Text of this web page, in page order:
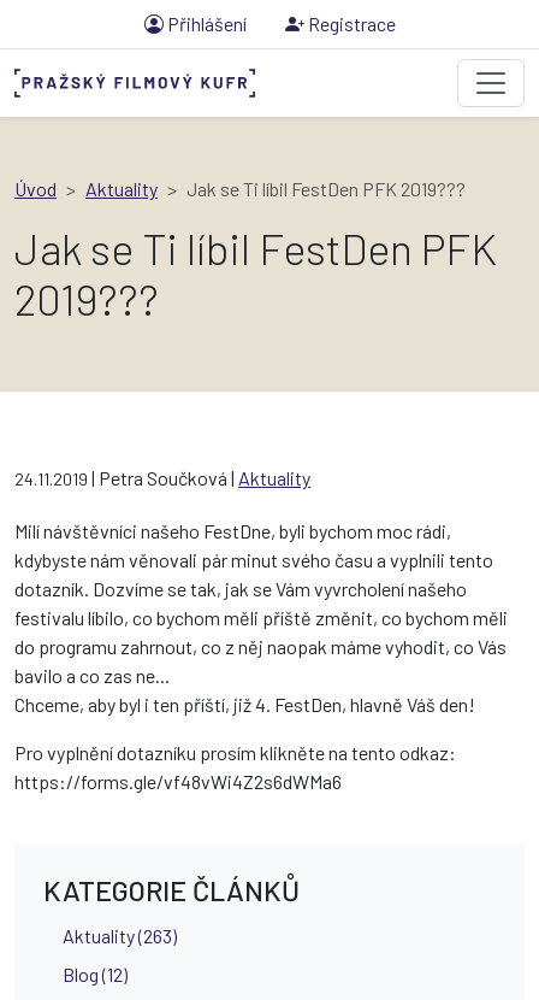
Přihlášení Registrace
Úvod Aktuality Jak se Ti líbil FestDen PFK 2019???
Jak se Ti líbil FestDen PFK
2019???
24.11.2019 | Petra Součková | Aktuality
Milí návštěvníci našeho FestDne, byli bychom moc rádi,
kdybyste nám věnovali pár minut svého času a vyplnili tento
dotazník. Dozvíme se tak, jak se Vám vyvrcholení našeho
festivalu líbilo, co bychom měli příště změnit, co bychom měli
do programu zahrnout, co z něj naopak máme vyhodit, co Vás
bavilo a co zas ne...
Chceme, aby byl i ten příští, již 4. FestDen, hlavně Váš den!
Pro vyplnění dotazníku prosím klikněte na tento odkaz:
https://forms.gle/vf48vWi4Z2s6dWMa6
KATEGORIE ČLÁNKŮ
Aktuality (263)
Blog (12)